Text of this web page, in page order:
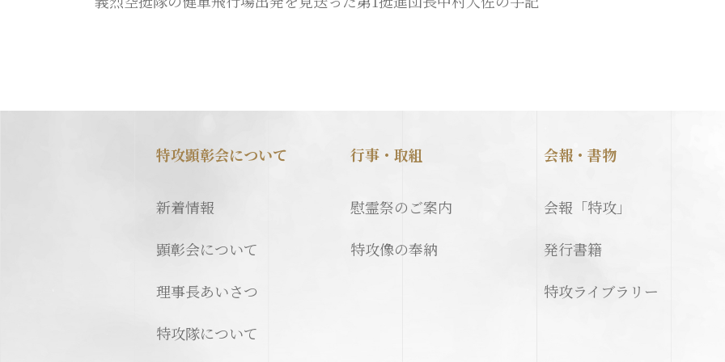
特攻顕彰会について
新着情報
顕彰会について
理事長あいさつ
特攻隊について
行事・取組
慰霊祭のご案内
特攻像の奉納
会報・書物
会報「特攻」
発行書籍
特攻ライブラリー